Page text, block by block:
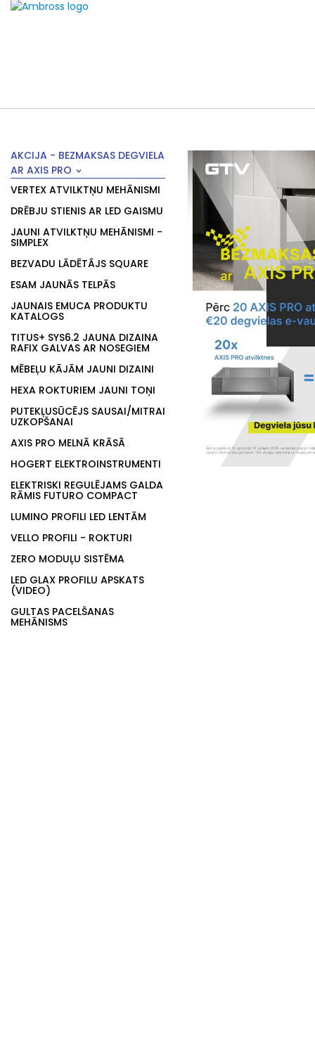
AKCIJA - BEZMAKSAS DEGVIELA
AR AXIS PRO
VERTEX ATVILKTŅU MEHĀNISMI
DRĒBJU STIENIS AR LED GAISMU
JAUNI ATVILKTŅU MEHĀNISMI -
SIMPLEX
BEZVADU LĀDĒTĀJS SQUARE
ESAM JAUNĀS TELPĀS
JAUNAIS EMUCA PRODUKTU
KATALOGS
TITUS+ SYS6.2 JAUNA DIZAINA
RAFIX GALVAS AR NOSEGIEM
MĒBEĻU KĀJĀM JAUNI DIZAINI
HEXA ROKTURIEM JAUNI TOŅI
PUTEKĻUSŪCĒJS SAUSAI/MITRAI
UZKOPŠANAI
AXIS PRO MELNĀ KRĀSĀ
HOGERT ELEKTROINSTRUMENTI
ELEKTRISKI REGULĒJAMS GALDA
RĀMIS FUTURO COMPACT
LUMINO PROFILI LED LENTĀM
VELLO PROFILI - ROKTURI
ZERO MODUĻU SISTĒMA
LED GLAX PROFILU APSKATS
(VIDEO)
GULTAS PACELŠANAS
MEHĀNISMS